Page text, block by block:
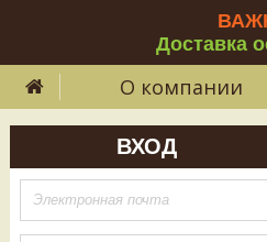
Доставка
О компании
ВХОД